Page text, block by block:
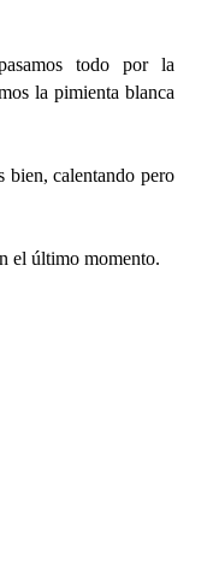
todo por la
la pimienta blanca
bien, calentando pero
el último momento.